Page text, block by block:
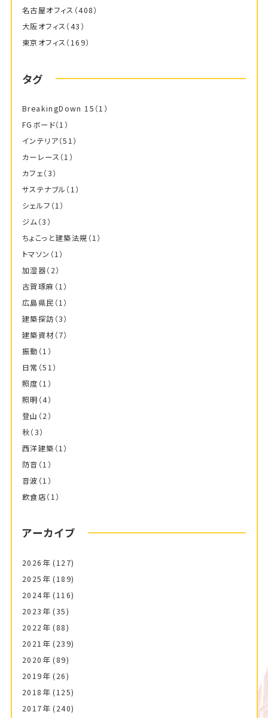
名古屋オフィス （408）
大阪オフィス （43）
東京オフィス （169）
タグ
BreakingDown 15 （1）
FGボード（1）
インテリア（51）
カーレース （1）
カフェ（3）
サステナブル （1）
シェルフ （1）
ジム（3）
ちょこっと建築法規 （1）
トマソン （1）
加湿器（2）
古賀琢麻 （1）
広島県民 （1）
建築探訪 （3）
建築資材（7）
振動 （1）
日常 （51）
照度 （1）
照明 （4）
登山 （2）
秋（3）
西洋建築 （1）
防音 （1）
音波 （1）
飲食店（1）
アーカイブ
2026年 (127)
2025年 (189)
2024年 (116)
2023年 (35)
2022年 (88)
2021年 (239)
2020年 (89)
2019年 (26)
2018年 (125)
2017年 (240)